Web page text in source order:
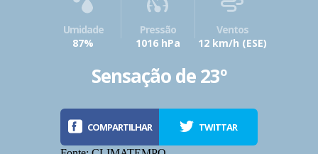
Umidade
87%
Pressão
1016 hPa
Ventos
12 km/h (ESE)
Sensação de 23º
COMPARTILHAR TWITTAR